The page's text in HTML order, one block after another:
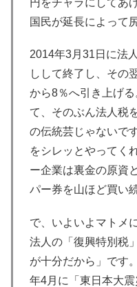
円をチャラにしてあ
国民が延長によって
2014年3月31日に法
しして終了し、その
から8％へ引き上げ
て、そのぶん法人税
の伝統芸じゃないで
をシレッとやってく
ー企業は裏金の原資
パー券を山ほど買い
で、いよいよマトメ
法人の「復興特別税
が十分だから」です
年4月に「東日本大